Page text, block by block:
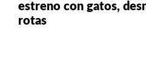
estreno con gatos,
rotas